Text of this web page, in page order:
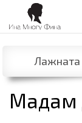
Лажната
Мадам